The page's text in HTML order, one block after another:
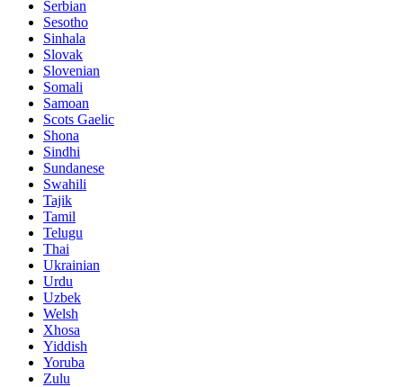
Serbian
Sesotho
Sinhala
Slovak
Slovenian
Somali
Samoan
Scots Gaelic
Shona
Sindhi
Sundanese
Swahili
Tajik
Tamil
Telugu
Thai
Ukrainian
Urdu
Uzbek
Welsh
Xhosa
Yiddish
Yoruba
Zulu